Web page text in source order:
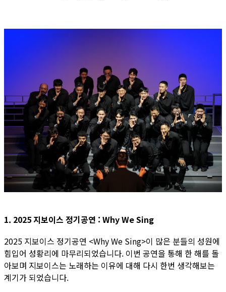
1. 2025 지보이스 정기공연 : Why We Sing
2025 지보이스 정기공연 <Why We Sing>이 많은 분들의 성원에
힘입어 성황리에 마무리되었습니다. 이번 공연을 통해 한 해를 돌
아보며 지보이스는 노래하는 이유에 대해 다시 한번 생각해보는
계기가 되었습니다.